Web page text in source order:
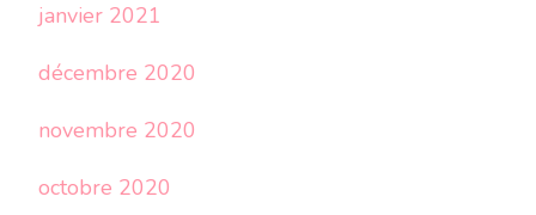
janvier 2021
décembre 2020
novembre 2020
octobre 2020